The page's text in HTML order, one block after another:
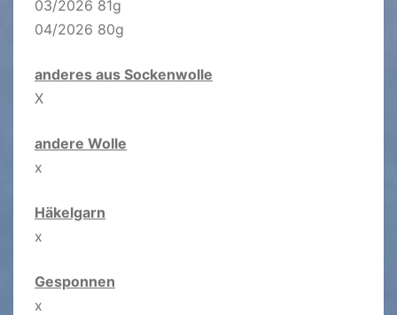
03/2026 81g
04/2026 80g
anderes aus Sockenwolle
X
andere Wolle
x
Häkelgarn
x
Gesponnen
x